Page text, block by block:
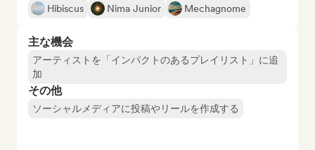
Hibiscus
Nima Junior Mechagnome
主な機会
アーティストを「インパクトのあるプレイリスト」に追
加
その他
ソーシャルメディアに投稿やリールを作成する